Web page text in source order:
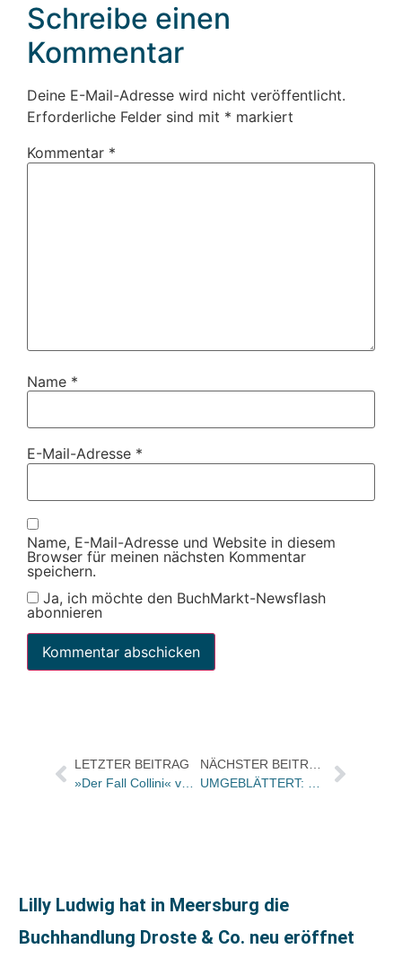
Schreibe einen
Kommentar
Deine E-Mail-Adresse wird nicht veröffentlicht.
Erforderliche Felder sind mit * markiert
Kommentar *
Name *
E-Mail-Adresse *
Name, E-Mail-Adresse und Website in diesem
Browser für meinen nächsten Kommentar
speichern.
Ja, ich möchte den BuchMarkt-Newsflash
abonnieren
LETZTER BEITRAG
»Der Fall Collini« von Ferdinand von Schirach für den Los Angeles Times Book Prize nominiert.
Lilly Ludwig hat in Meersburg die
Buchhandlung Droste & Co. neu eröffnet